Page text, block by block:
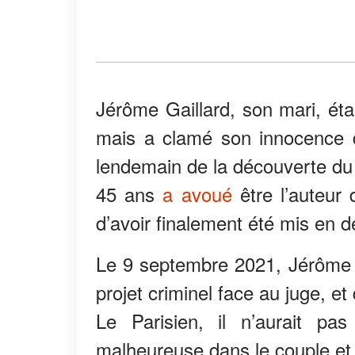
Jérôme Gaillard, son mari,
mais a clamé son
lendemain de la découverte
45 ans a avouéêtre l’auteur
d’avoir finalement été mis en
Le 9 septembre 2021,
projet criminel face au juge,
Le Parisien, il n’aurait
malheureuse dans le couple